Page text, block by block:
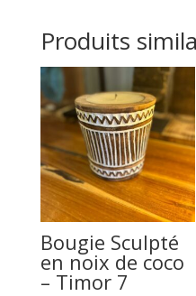
Produits
Bougie Sculpté
en noix de coco
– Timor 7